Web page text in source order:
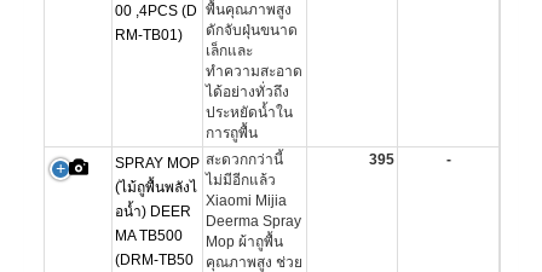
00 ,4PCS (D
RM-TB01)
พื้นคุณภาพสูง
ดักจับฝุ่นขนาด
เล็กและ
ทำความสะอาด
ได้อย่างทั่วถึง
ประหยัดน้ำใน
การถูพื้น
SPRAY MOP
(ไม้ถูพื้นพลังไ
อน้ำ) DEER
MA TB500
(DRM-TB50
สะดวกกว่านี้
ไม่มีอีกแล้ว
Xiaomi Mijia
Deerma Spray
Mop ผ้าถูพื้น
คุณภาพสูง ช่วย
395 -